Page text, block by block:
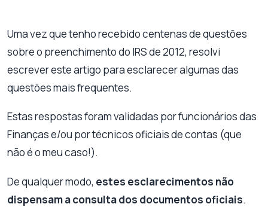
Uma vez que tenho recebido centenas de questões
sobre o preenchimento do IRS de 2012, resolvi
escrever este artigo para esclarecer algumas das
questões mais frequentes.
Estas respostas foram validadas por funcionários das
Finanças e/ou por técnicos oficiais de contas (que
não é o meu caso!).
De qualquer modo, estes esclarecimentos não
dispensam a consulta dos documentos oficiais.